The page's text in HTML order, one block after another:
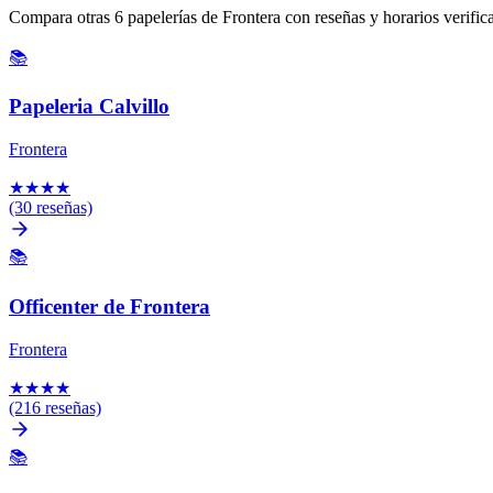
Compara otras 6 papelerías de Frontera con reseñas y horarios
📚
Papeleria Calvillo
Frontera
★★★★
(30 reseñas)
📚
Officenter de Frontera
Frontera
★★★★
(216 reseñas)
📚